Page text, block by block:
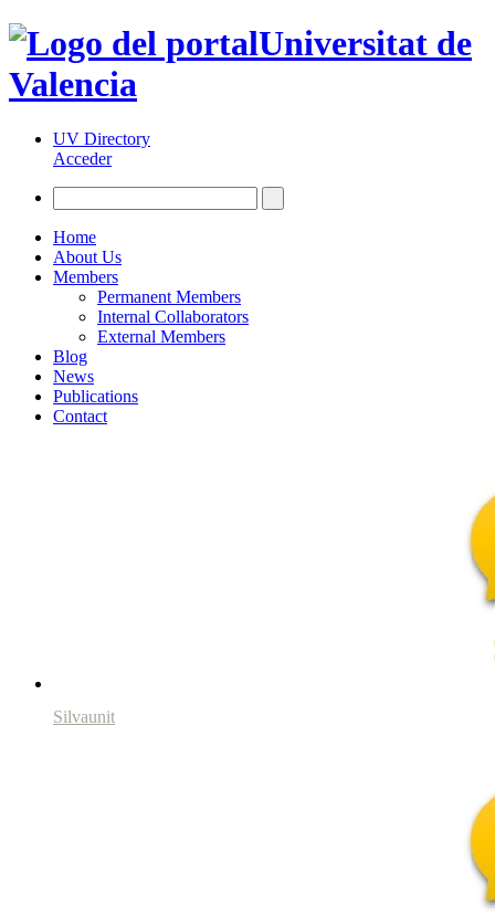
Universitat de
Valencia
UV Directory
Acceder
Home
About Us
Members
Permanent Members
Internal Collaborators
External Members
Blog
News
Publications
Contact
Silvaunit